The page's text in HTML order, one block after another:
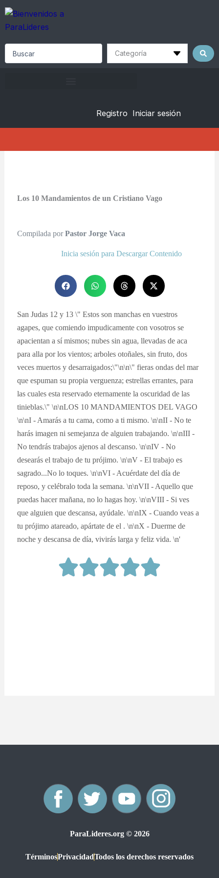
Skip
content
Registro Iniciar sesión
Los 10 Mandamientos de un Cristiano Vago
Compilada porPastor Jorge Vaca
Inicia sesión para Descargar Contenido
San Judas 12 y 13 \" Estos son manchas en vuestros
agapes, que comiendo impudicamente con vosotros se
apacientan a sí mismos; nubes sin agua, llevadas de aca
para alla por los vientos; arboles otoñales, sin fruto, dos
veces muertos y desarraigados;\"\n\n\" fieras ondas del mar
que espuman su propia verguenza; estrellas errantes, para
las cuales esta reservado eternamente la oscuridad de las
tinieblas.\" \n\nLOS 10 MANDAMIENTOS DEL VAGO
\n\nI - Amarás a tu cama, como a ti mismo. \n\nII - No te
harás imagen ni semejanza de alguien trabajando. \n\nIII -
No tendrás trabajos ajenos al descanso. \n\nIV - No
desearás el trabajo de tu prójimo. \n\nV - El trabajo es
sagrado...No lo toques. \n\nVI - Acuérdate del día de
reposo, y celébralo toda la semana. \n\nVII - Aquello que
puedas hacer mañana, no lo hagas hoy. \n\nVIII - Si ves
que alguien que descansa, ayúdale. \n\nIX - Cuando veas a
tu prójimo atareado, apártate de el . \n\nX - Duerme de
noche y descansa de día, vivirás larga y feliz vida. \n'
ParaLideres.org © 2026
TérminosPrivacidadTodos los derechos reservados
F
a
c
T
w
i
Y
o
u
I
s